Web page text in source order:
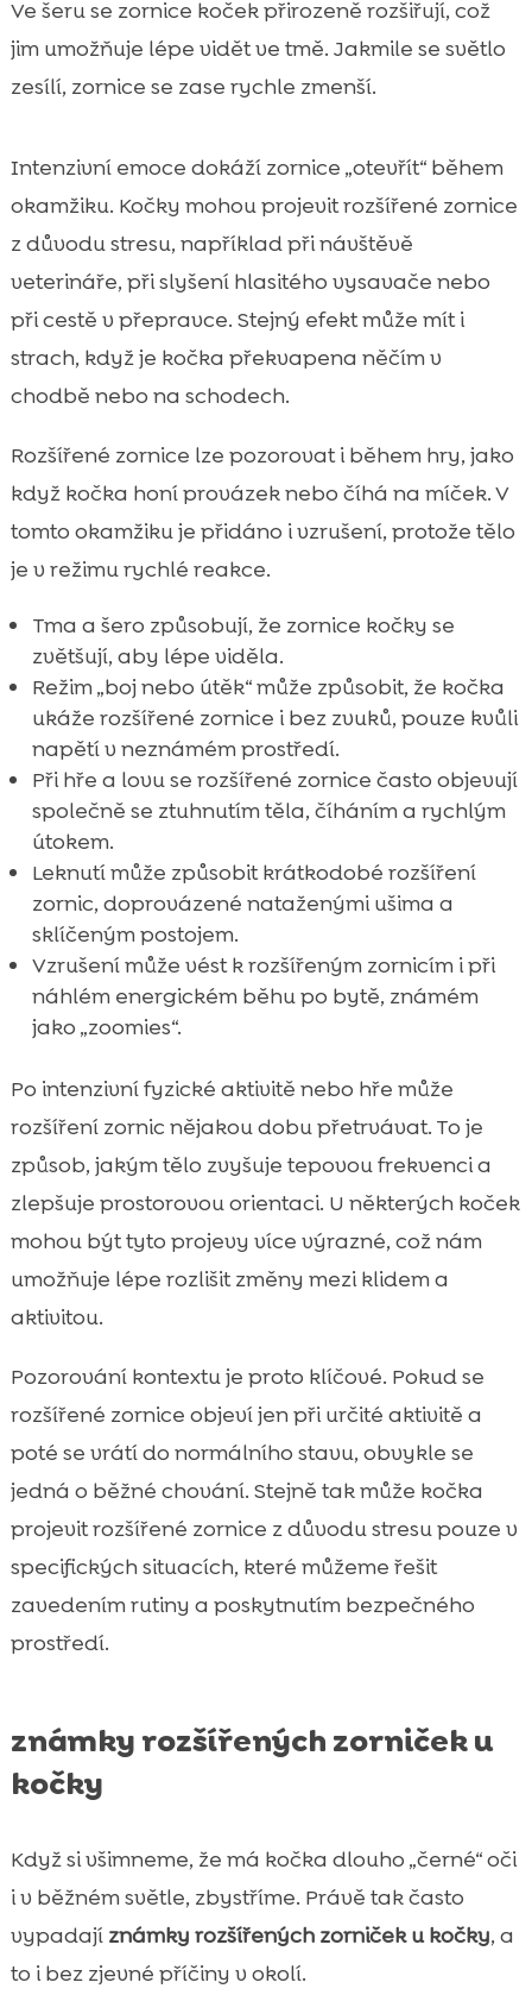
Ve šeru se zornice koček přirozeně rozšiřují, což
jim umožňuje lépe vidět ve tmě. Jakmile se světlo
zesílí, zornice se zase rychle zmenší.
Intenzivní emoce dokáží zornice „otevřít“ během
okamžiku. Kočky mohou projevit rozšířené zornice
z důvodu stresu, například při návštěvě
veterináře, při slyšení hlasitého vysavače nebo
při cestě v přepravce. Stejný efekt může mít i
strach, když je kočka překvapena něčím v
chodbě nebo na schodech.
Rozšířené zornice lze pozorovat i během hry, jako
když kočka honí provázek nebo číhá na míček. V
tomto okamžiku je přidáno i vzrušení, protože tělo
je v režimu rychlé reakce.
Tma a šero způsobují, že zornice kočky se
zvětšují, aby lépe viděla.
Režim „boj nebo útěk“ může způsobit, že kočka
ukáže rozšířené zornice i bez zvuků, pouze kvůli
napětí v neznámém prostředí.
Při hře a lovu se rozšířené zornice často objevují
společně se ztuhnutím těla, číháním a rychlým
útokem.
Leknutí může způsobit krátkodobé rozšíření
zornic, doprovázené nataženými ušima a
sklíčeným postojem.
Vzrušení může vést k rozšířeným zornicím i při
náhlém energickém běhu po bytě, známém
jako „zoomies“.
Po intenzivní fyzické aktivitě nebo hře může
rozšíření zornic nějakou dobu přetrvávat. To je
způsob, jakým tělo zvyšuje tepovou frekvenci a
zlepšuje prostorovou orientaci. U některých koček
mohou být tyto projevy více výrazné, což nám
umožňuje lépe rozlišit změny mezi klidem a
aktivitou.
Pozorování kontextu je proto klíčové. Pokud se
rozšířené zornice objeví jen při určité aktivitě a
poté se vrátí do normálního stavu, obvykle se
jedná o běžné chování. Stejně tak může kočka
projevit rozšířené zornice z důvodu stresu pouze v
specifických situacích, které můžeme řešit
zavedením rutiny a poskytnutím bezpečného
prostředí.
známky rozšířených zorniček u
kočky
Když si všimneme, že má kočka dlouho „černé“ oči
i v běžném světle, zbystříme. Právě tak často
vypadají známky rozšířených zorniček u kočky, a
to i bez zjevné příčiny v okolí.